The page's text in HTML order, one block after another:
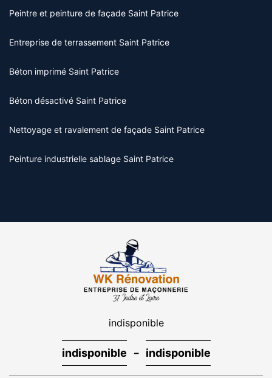
Peintre et peinture de façade Saint Patrice
Entreprise de terrassement Saint Patrice
Béton imprimé Saint Patrice
Béton désactivé Saint Patrice
Nettoyage et ravalement de façade Saint Patrice
Peinture industrielle sablage Saint Patrice
indisponible
indisponible - indisponible